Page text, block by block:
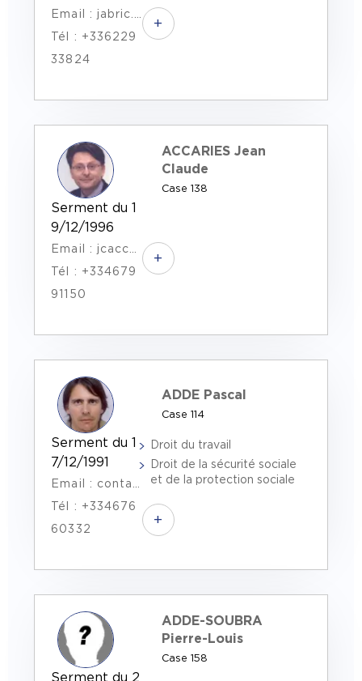
Email : jabric.avocat@gmail.com
Tél : +336229
33824
+
ACCARIES Jean
Claude
Case 138
Serment du 1
9/12/1996
Email : jcaccaries.avocat@gmail.com
Tél : +334679
91150
+
ADDE Pascal
Case 114
Serment du 1
7/12/1991
Email : contact@as-avocats.net
Tél : +334676
60332
Droit du travail
Droit de la sécurité sociale
et de la protection sociale
+
ADDE-SOUBRA
Pierre-Louis
Case 158
Serment du 2